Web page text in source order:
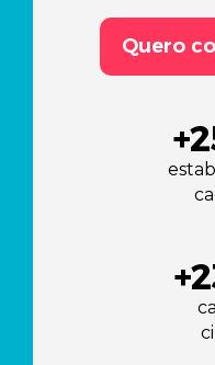
Quero
+
+